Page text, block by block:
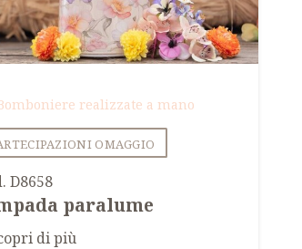
realizzate a mano
OMAGGIO
D8658
paralume
di più